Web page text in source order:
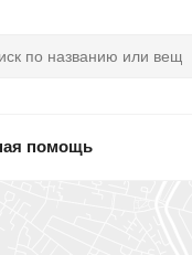
помощь